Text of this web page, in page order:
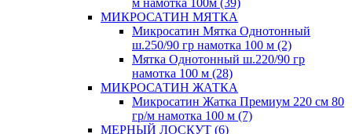
м намотка 100м (39)
МИКРОСАТИН МЯТКА
Микросатин Мятка Однотонный
ш.250/90 гр намотка 100 м (2)
Мятка Однотонный ш.220/90 гр
намотка 100 м (28)
МИКРОСАТИН ЖАТКА
Микросатин Жатка Премиум 220 см 80
гр/м намотка 100 м (7)
МЕРНЫЙ ЛОСКУТ (6)